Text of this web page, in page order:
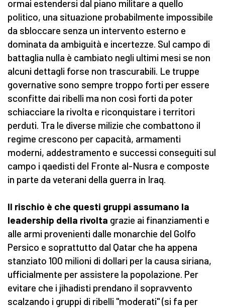
ormai estendersi dal piano militare a quello
politico, una situazione probabilmente impossibile
da sbloccare senza un intervento esterno e
dominata da ambiguità e incertezze. Sul campo di
battaglia nulla è cambiato negli ultimi mesi se non
alcuni dettagli forse non trascurabili. Le truppe
governative sono sempre troppo forti per essere
sconfitte dai ribelli ma non così forti da poter
schiacciare la rivolta e riconquistare i territori
perduti. Tra le diverse milizie che combattono il
regime crescono per capacità, armamenti
moderni, addestramento e successi conseguiti sul
campo i qaedisti del Fronte al-Nusra e composte
in parte da veterani della guerra in Iraq.
Il rischio è che questi gruppi assumano la
leadership della rivolta grazie ai finanziamenti e
alle armi provenienti dalle monarchie del Golfo
Persico e soprattutto dal Qatar che ha appena
stanziato 100 milioni di dollari per la causa siriana,
ufficialmente per assistere la popolazione. Per
evitare che i jihadisti prendano il sopravvento
scalzando i gruppi di ribelli "moderati" (si fa per